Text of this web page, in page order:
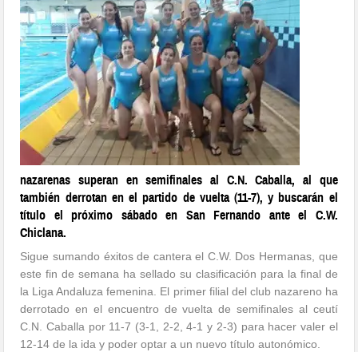
nazarenas superan en semifinales al C.N. Caballa, al que
también derrotan en el partido de vuelta (11-7), y buscarán el
título el próximo sábado en San Fernando ante el C.W.
Chiclana.
Sigue sumando éxitos de cantera el C.W. Dos Hermanas, que
este fin de semana ha sellado su clasificación para la final de
la Liga Andaluza femenina. El primer filial del club nazareno ha
derrotado en el encuentro de vuelta de semifinales al ceutí
C.N. Caballa por 11-7 (3-1, 2-2, 4-1 y 2-3) para hacer valer el
12-14 de la ida y poder optar a un nuevo título autonómico.